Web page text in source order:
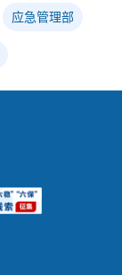
应急管理部